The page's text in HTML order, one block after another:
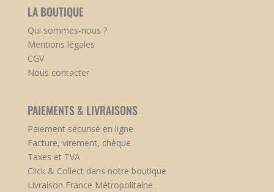
LA BOUTIQUE
Qui sommes-nous ?
Mentions légales
CGV
Nous contacter
PAIEMENTS & LIVRAISONS
Paiement sécurisé en ligne
Facture, virement, chèque
Taxes et TVA
Click & Collect dans notre boutique
Livraison France Métropolitaine